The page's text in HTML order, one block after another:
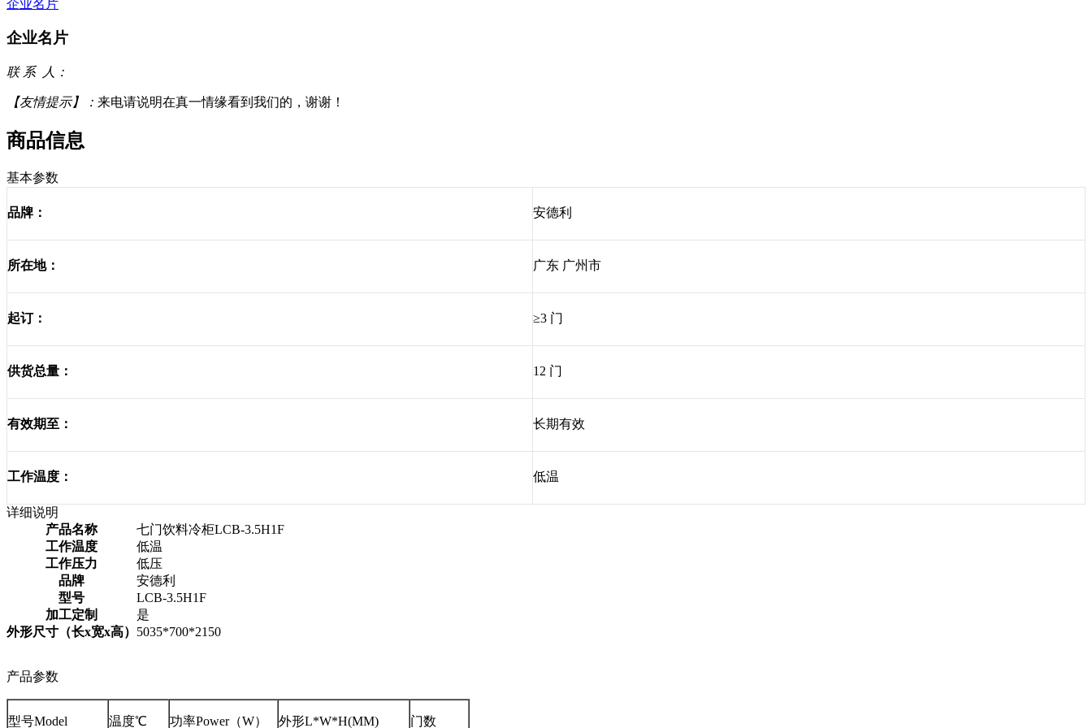
企业名片
企业名片
联 系 人：
【友情提示】： 来电请说明在真一情缘看到我们的，谢谢！
商品信息
基本参数
品牌： 安德利
所在地： 广东 广州市
起订： ≥3 门
供货总量： 12 门
有效期至： 长期有效
工作温度： 低温
详细说明
产品名称
七门饮料冷柜LCB-3.5H1F
工作温度
低温
工作压力
低压
品牌
安德利
型号
LCB-3.5H1F
加工定制
是
外形尺寸（长x宽x高） 5035*700*2150
产品参数
型号Model 温度℃ 功率Power（W） 外形L*W*H(MM) 门数